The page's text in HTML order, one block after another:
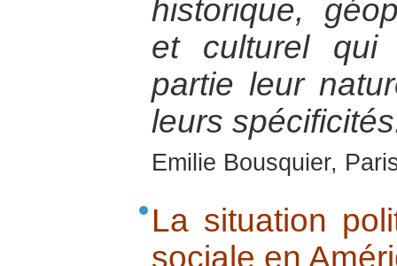
historique,
et culturel qui
partie leur
leurs
Emilie Bousquier,
La situation
sociale en